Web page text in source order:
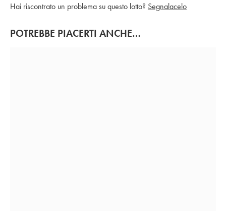
Hai riscontrato un problema su questo lotto? Segnalacelo
POTREBBE PIACERTI ANCHE…